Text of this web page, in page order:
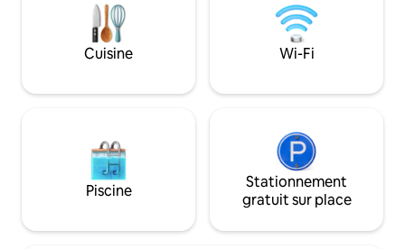
sur le ruisseau. Café et pâtisseries en
bas pendant la journée, cocktails et
musique devant public les soirs de fin de
semaine. Des sentiers fluviaux à votre
d'une petite ville. Venez vous reposer.
et des
principales
en commun
toute la ville, tout
Cuisine Wi-Fi
Piscine
Stationnement
gratuit sur place